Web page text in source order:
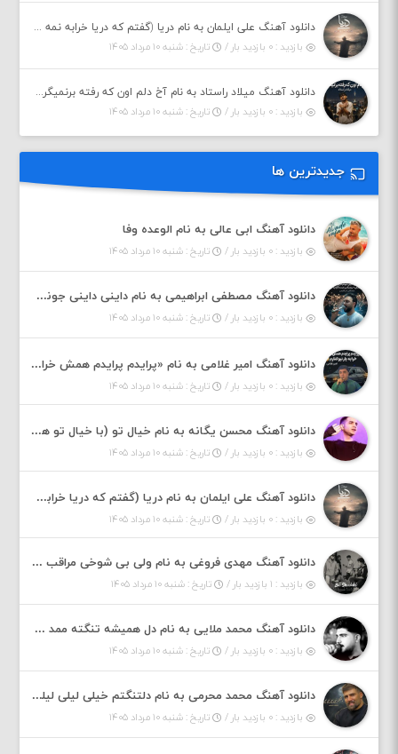
دانلود آهنگ علی ایلمان به نام دریا (گفتم که دریا خرابه نمه بارونه لب شط و نبین)
بازدید : ۰ بازدید بار /
تاریخ : شنبه ۱۰ مرداد ۱۴۰۵
دانلود آهنگ میلاد راستاد به نام آخ دلم اون که رفته برنمیگرده اون که رفته خیلی نامرده
بازدید : ۰ بازدید بار /
تاریخ : شنبه ۱۰ مرداد ۱۴۰۵
جدیدترین ها
دانلود آهنگ ابی عالی به نام الوعده وفا
بازدید : ۰ بازدید بار / تاریخ : شنبه ۱۰ مرداد ۱۴۰۵
دانلود آهنگ مصطفی ابراهیمی به نام داینی داینی جونم قربون پنج تیر پرونم
بازدید : ۰ بازدید بار / تاریخ : شنبه ۱۰ مرداد ۱۴۰۵
دانلود آهنگ امیر غلامی به نام «پرایدم پرایدم همش خرابه یار نیو کنارم دیگه پولی نداروم (ریمیکس اینستاگرام)»
بازدید : ۰ بازدید بار / تاریخ : شنبه ۱۰ مرداد ۱۴۰۵
دانلود آهنگ محسن یگانه به نام خیال تو (با خیال تو هنوزم مثل هر روز و همیشه ریمیکس)
بازدید : ۰ بازدید بار / تاریخ : شنبه ۱۰ مرداد ۱۴۰۵
دانلود آهنگ علی ایلمان به نام دریا (گفتم که دریا خرابه نمه بارونه لب شط و نبین)
بازدید : ۰ بازدید بار / تاریخ : شنبه ۱۰ مرداد ۱۴۰۵
دانلود آهنگ مهدی فروغی به نام ولی بی شوخی مراقب من باش
بازدید : ۱ بازدید بار / تاریخ : شنبه ۱۰ مرداد ۱۴۰۵
دانلود آهنگ محمد ملایی به نام دل همیشه تنگته ممد کله ونگته
بازدید : ۰ بازدید بار / تاریخ : شنبه ۱۰ مرداد ۱۴۰۵
دانلود آهنگ محمد محرمی به نام دلتنگتم خیلی لیلی لیلی لیلی تو که نباشی پیش من به زندگی میلی
بازدید : ۰ بازدید بار / تاریخ : شنبه ۱۰ مرداد ۱۴۰۵